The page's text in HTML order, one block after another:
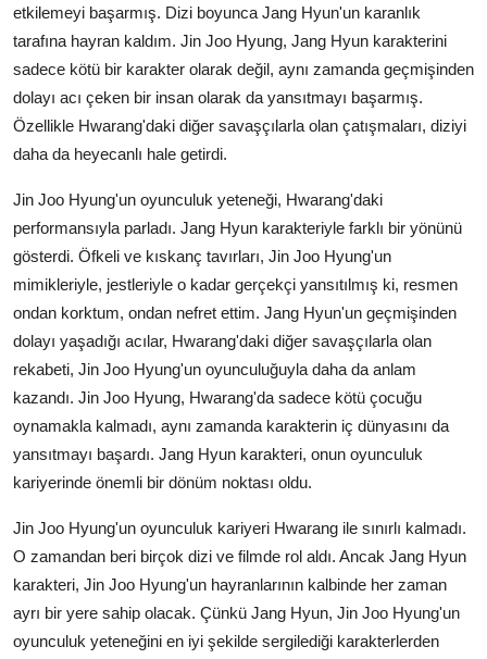
etkilemeyi başarmış. Dizi boyunca Jang Hyun'un karanlık
tarafına hayran kaldım. Jin Joo Hyung, Jang Hyun karakterini
sadece kötü bir karakter olarak değil, aynı zamanda geçmişinden
dolayı acı çeken bir insan olarak da yansıtmayı başarmış.
Özellikle Hwarang'daki diğer savaşçılarla olan çatışmaları, diziyi
daha da heyecanlı hale getirdi.
Jin Joo Hyung'un oyunculuk yeteneği, Hwarang'daki
performansıyla parladı. Jang Hyun karakteriyle farklı bir yönünü
gösterdi. Öfkeli ve kıskanç tavırları, Jin Joo Hyung'un
mimikleriyle, jestleriyle o kadar gerçekçi yansıtılmış ki, resmen
ondan korktum, ondan nefret ettim. Jang Hyun'un geçmişinden
dolayı yaşadığı acılar, Hwarang'daki diğer savaşçılarla olan
rekabeti, Jin Joo Hyung'un oyunculuğuyla daha da anlam
kazandı. Jin Joo Hyung, Hwarang'da sadece kötü çocuğu
oynamakla kalmadı, aynı zamanda karakterin iç dünyasını da
yansıtmayı başardı. Jang Hyun karakteri, onun oyunculuk
kariyerinde önemli bir dönüm noktası oldu.
Jin Joo Hyung'un oyunculuk kariyeri Hwarang ile sınırlı kalmadı.
O zamandan beri birçok dizi ve filmde rol aldı. Ancak Jang Hyun
karakteri, Jin Joo Hyung'un hayranlarının kalbinde her zaman
ayrı bir yere sahip olacak. Çünkü Jang Hyun, Jin Joo Hyung'un
oyunculuk yeteneğini en iyi şekilde sergilediği karakterlerden